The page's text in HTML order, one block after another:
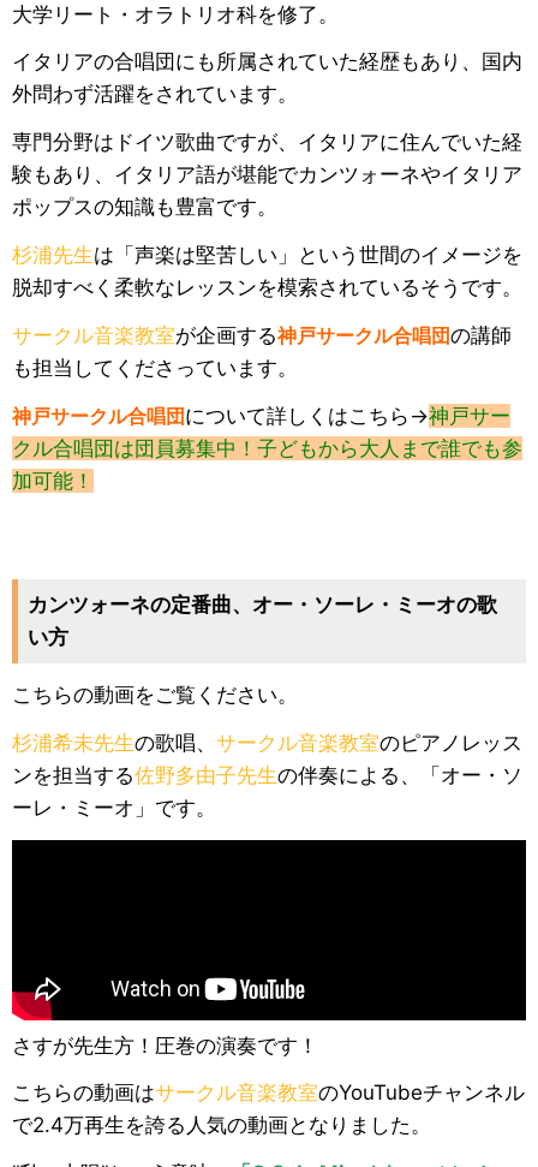
大学リート・オラトリオ科を修了。
イタリアの合唱団にも所属されていた経歴もあり、国内
外問わず活躍をされています。
専門分野はドイツ歌曲ですが、イタリアに住んでいた経
験もあり、イタリア語が堪能でカンツォーネやイタリア
ポップスの知識も豊富です。
杉浦先生は「声楽は堅苦しい」という世間のイメージを
脱却すべく柔軟なレッスンを模索されているそうです。
サークル音楽教室が企画する神戸サークル合唱団の講師
も担当してくださっています。
神戸サークル合唱団について詳しくはこちら→神戸サー
クル合唱団は団員募集中！子どもから大人まで誰でも参
加可能！
カンツォーネの定番曲、オー・ソーレ・ミーオの歌
い方
こちらの動画をご覧ください。
杉浦希未先生の歌唱、 サークル音楽教室のピアノレッス
ンを担当する佐野多由子先生の伴奏による、「オー・ソ
ーレ・ミーオ」です。
さすが先生方！圧巻の演奏です！
こちらの動画はサークル音楽教室のYouTubeチャンネル
で2.4万再生を誇る人気の動画となりました。